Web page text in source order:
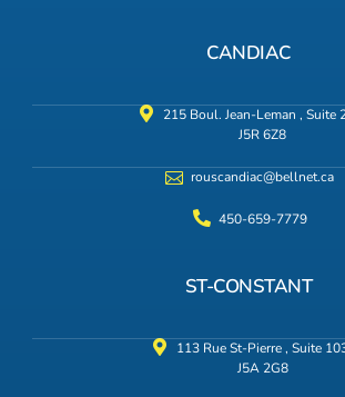
CANDIAC
215 Boul. Jean-Leman , Suite
J5R 6Z8
rouscandiac@bellnet.ca
450-659-7779
ST-CONSTANT
113 Rue St-Pierre , Suite
J5A 2G8